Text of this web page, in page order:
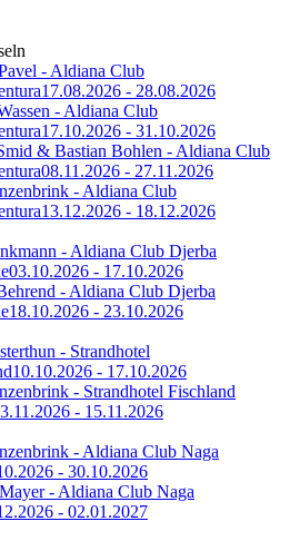
- Aldiana Club
17.08.2026 - 28.08.2026
- Aldiana Club
17.10.2026 - 31.10.2026
& Bastian Bohlen - Aldiana Club
08.11.2026 - 27.11.2026
- Aldiana Club
13.12.2026 - 18.12.2026
- Aldiana Club Djerba
03.10.2026 - 17.10.2026
- Aldiana Club Djerba
18.10.2026 - 23.10.2026
- Strandhotel
10.10.2026 - 17.10.2026
- Strandhotel Fischland
- 15.11.2026
- Aldiana Club Naga
- 30.10.2026
- Aldiana Club Naga
- 02.01.2027